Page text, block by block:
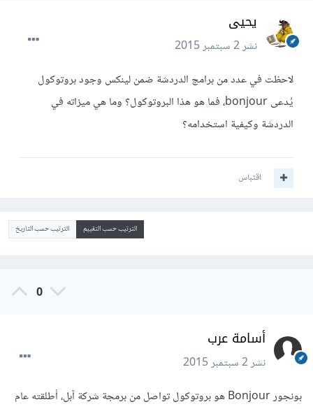
يحيى
نشر2 سبتمبر 2015
لاحظت في عدد من برامج الدردشة ضمن لينكس وجود بروتوكول
يُدعى bonjour، فما هو هذا البروتوكول؟ وما هي ميزاته في
الدردشة وكيفية استخدامه؟
اقتباس
الترتيب حسب التقييم الترتيب حسب التاريخ
0
أسامة عرب
نشر2 سبتمبر 2015
بونجور Bonjour هو بروتوكول تواصل من برمجة شركة آبل، أطلقته عام